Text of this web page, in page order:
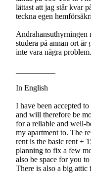
lättast att jag står kvar
teckna egen
Andrahansuthyrningen
studera på annan ort
inte vara några problem.
In English
I have been accepted
and will therefore be
for a reliable and well-
my apartment to. The
rent is the basic rent +
planning to fix a few
also be space for you
There is also a big attic